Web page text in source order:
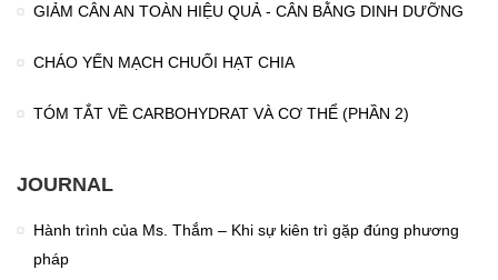
GIẢM CÂN AN TOÀN HIỆU QUẢ - CÂN BẰNG DINH DƯỠNG
CHÁO YẾN MẠCH CHUỐI HẠT CHIA
TÓM TẮT VỀ CARBOHYDRAT VÀ CƠ THỂ (PHẦN 2)
JOURNAL
Hành trình của Ms. Thắm – Khi sự kiên trì gặp đúng phương
pháp